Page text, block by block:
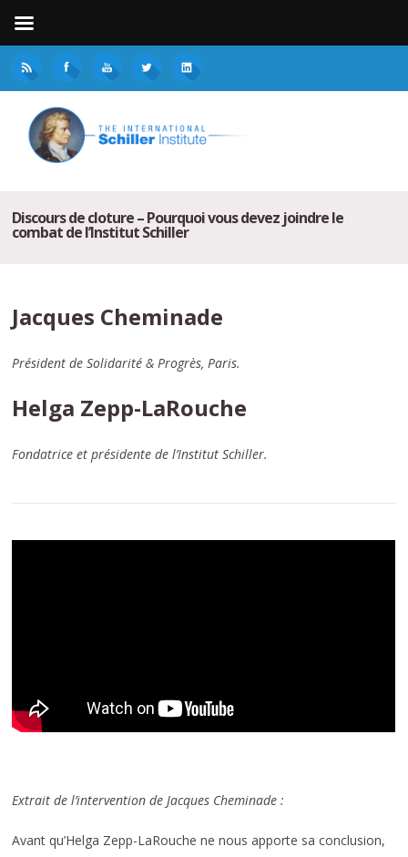
Discours de cloture – Pourquoi vous devez joindre le
combat de l’Institut Schiller
Jacques Cheminade
Président de Solidarité & Progrès, Paris.
Helga Zepp-LaRouche
Fondatrice et présidente de l’Institut Schiller.
Extrait de l’intervention de Jacques Cheminade :
Avant qu’Helga Zepp-LaRouche ne nous apporte sa conclusion,